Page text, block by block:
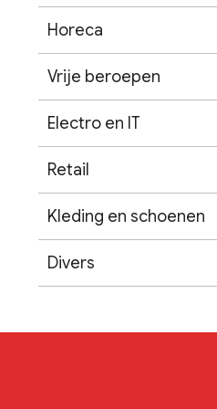
Horeca
Vrije beroepen
Electro en IT
Retail
Kleding en schoenen
Divers